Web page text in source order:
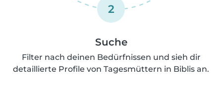
2
Suche
Filter nach deinen Bedürfnissen und sieh dir
detaillierte Profile von Tagesmüttern in Biblis an.